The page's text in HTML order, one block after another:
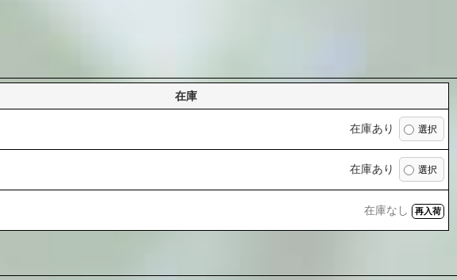
在庫
在庫あり
在庫あり
在庫なし 再入荷